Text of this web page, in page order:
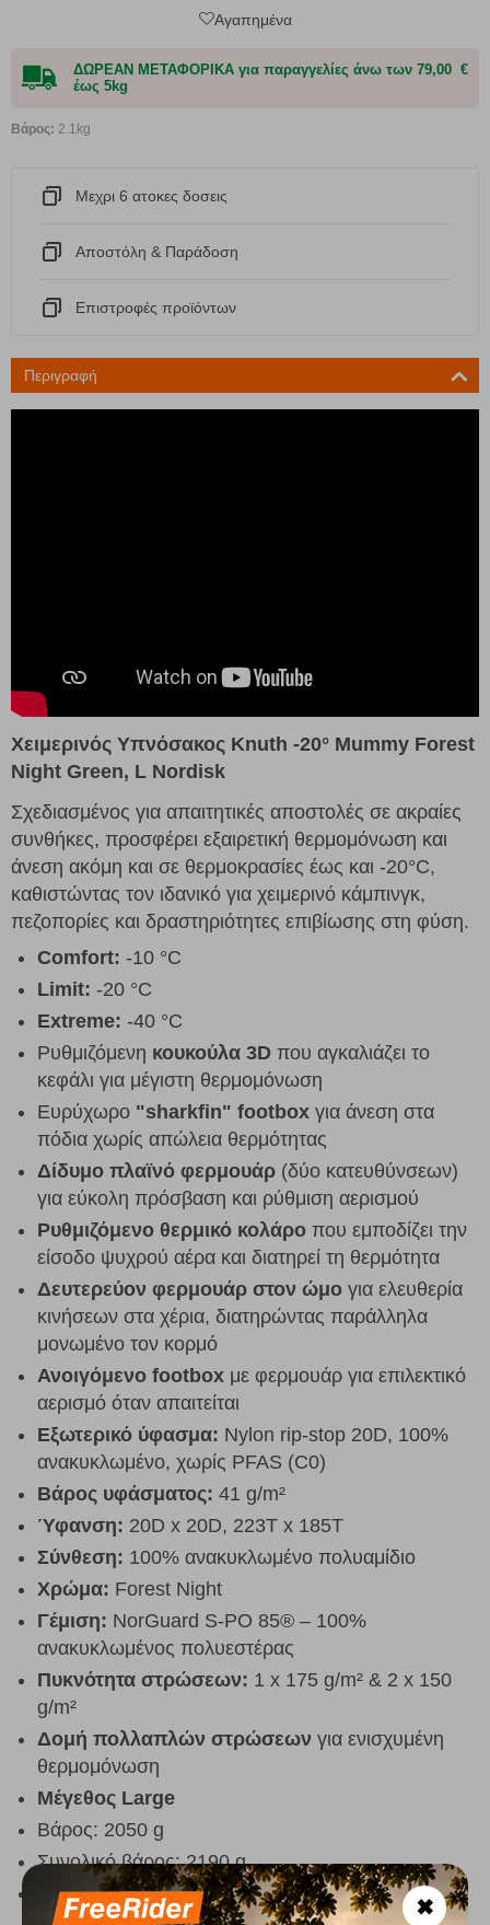
Αγαπημένα
ΔΩΡΕΑΝ ΜΕΤΑΦΟΡΙΚΑ για παραγγελίες άνω των 79,00 €
έως 5kg
Βάρος: 2.1kg
Μεχρι 6 ατοκες δοσεις
Αποστόλη & Παράδοση
Eπιστροφές προϊόντων
Περιγραφή
Χειμερινός Υπνόσακος Knuth -20° Mummy Forest
Night Green, L Nordisk
Σχεδιασμένος για απαιτητικές αποστολές σε ακραίες
συνθήκες, προσφέρει εξαιρετική θερμομόνωση και
άνεση ακόμη και σε θερμοκρασίες έως και -20°C,
καθιστώντας τον ιδανικό για χειμερινό κάμπινγκ,
πεζοπορίες και δραστηριότητες επιβίωσης στη φύση.
Comfort: -10 °C
Limit: -20 °C
Extreme: -40 °C
Ρυθμιζόμενη κουκούλα 3D που αγκαλιάζει το
κεφάλι για μέγιστη θερμομόνωση
Ευρύχωρο "sharkfin" footbox για άνεση στα
πόδια χωρίς απώλεια θερμότητας
Δίδυμο πλαϊνό φερμουάρ (δύο κατευθύνσεων)
για εύκολη πρόσβαση και ρύθμιση αερισμού
Ρυθμιζόμενο θερμικό κολάρο που εμποδίζει την
είσοδο ψυχρού αέρα και διατηρεί τη θερμότητα
Δευτερεύον φερμουάρ στον ώμο για ελευθερία
κινήσεων στα χέρια, διατηρώντας παράλληλα
μονωμένο τον κορμό
Ανοιγόμενο footbox με φερμουάρ για επιλεκτικό
αερισμό όταν απαιτείται
Εξωτερικό ύφασμα: Nylon rip-stop 20D, 100%
ανακυκλωμένο, χωρίς PFAS (C0)
Βάρος υφάσματος: 41 g/m²
Ύφανση: 20D x 20D, 223T x 185T
Σύνθεση: 100% ανακυκλωμένο πολυαμίδιο
Χρώμα: Forest Night
Γέμιση: NorGuard S-PO 85® – 100%
ανακυκλωμένος πολυεστέρας
Πυκνότητα στρώσεων: 1 x 175 g/m² & 2 x 150
g/m²
Δομή πολλαπλών στρώσεων για ενισχυμένη
θερμομόνωση
Μέγεθος Large
Βάρος: 2050 g
Συνολικό βάρος: 2190 g
Γέμιση: 1700 g
✖